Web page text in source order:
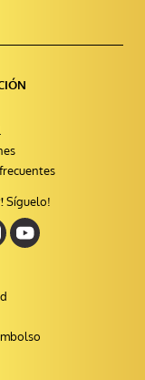
Síguelo!